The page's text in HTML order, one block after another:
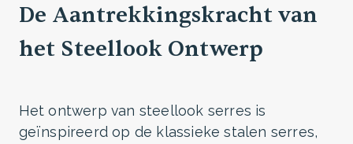
De Aantrekkingskracht van
het Steellook Ontwerp
Het ontwerp van steellook serres is
geïnspireerd op de klassieke stalen serres,